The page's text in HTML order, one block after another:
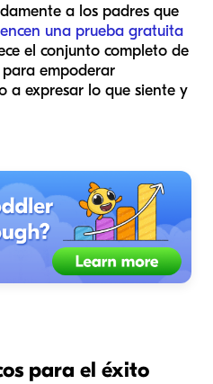
a los padres que
una prueba gratuita
el conjunto completo de
empoderar
a expresar lo que siente y
para el éxito